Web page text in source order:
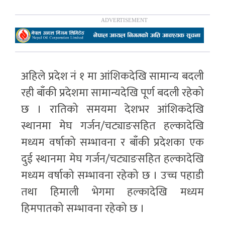
अहिले प्रदेश नं १ मा आंशिकदेखि सामान्य बदली
रही बाँकी प्रदेशमा सामान्यदेखि पूर्ण बदली रहेको
छ । रातिको समयमा देशभर आंशिकदेखि
स्थानमा मेघ गर्जन/चट्याङसहित हल्कादेखि
मध्यम वर्षाको सम्भावना र बाँकी प्रदेशका एक
दुई स्थानमा मेघ गर्जन/चट्याङसहित हल्कादेखि
मध्यम वर्षाको सम्भावना रहेको छ । उच्च पहाडी
तथा हिमाली भेगमा हल्कादेखि मध्यम
हिमपातको सम्भावना रहेको छ ।